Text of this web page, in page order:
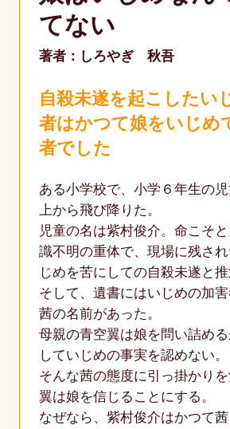
てない
著者：しろやぎ 秋吾
自殺未遂を起こしたい
者はかつて娘をいじめ
者でした
ある小学校で、小学６年生の
上から飛び降りた。
児童の名は紫村俊介。命こそ
識不明の重体で、現場に残さ
じめを苦にしての自殺未遂と推
そして、遺書にはいじめの加
茜の名前があった。
母親の青空翼は娘を問い詰め
していじめの事実を認めない。
そんな茜の態度に引っ掛かりを
翼は娘を信じることにする。
なぜなら、紫村俊介はかつて